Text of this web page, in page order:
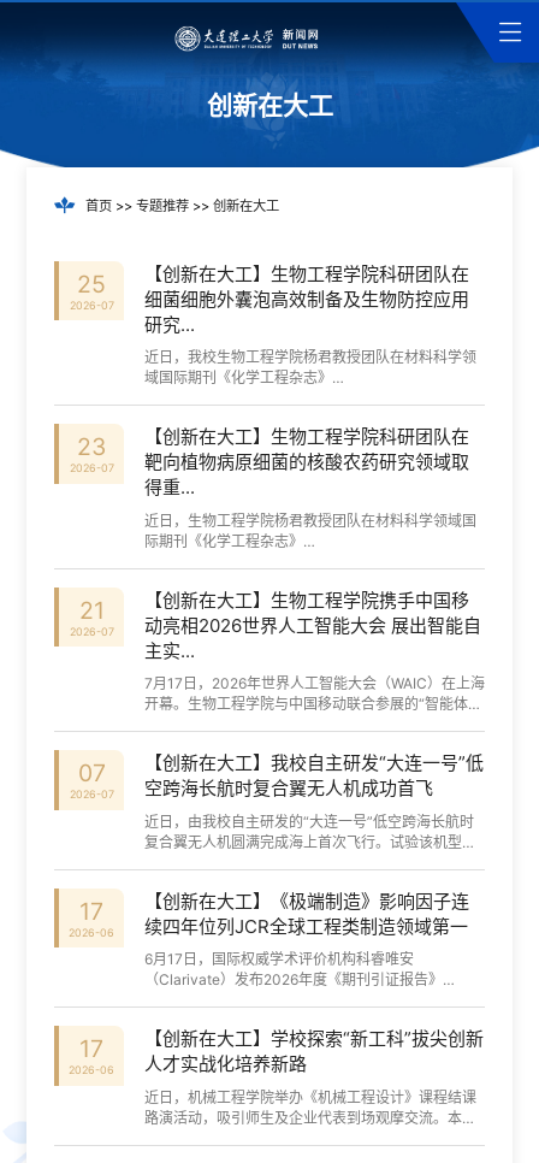
创新在大工
首页>> 专题推荐>> 创新在大工
25
2026-07
【创新在大工】生物工程学院科研团队在
细菌细胞外囊泡高效制备及生物防控应用
研究...
近日，我校生物工程学院杨君教授团队在材料科学领
域国际期刊《化学工程杂志》
进枯草芽孢杆...
23
2026-07
【创新在大工】生物工程学院科研团队在
靶向植物病原细菌的核酸农药研究领域取
得重...
近日，生物工程学院杨君教授团队在材料科学领域国
际期刊《化学工程杂志》
（NucleicAcid-BasedNanostra...
21
2026-07
【创新在大工】生物工程学院携手中国移
动亮相2026世界人工智能大会 展出智能自
主实...
7月17日，2026年世界人工智能大会（WAIC）在上海
开幕。生物工程学院与中国移动联合参展的“智能体驱
07
2026-07
【创新在大工】我校自主研发“大连一号”低
空跨海长航时复合翼无人机成功首飞
近日，由我校自主研发的“大连一号”低空跨海长航时
复合翼无人机圆满完成海上首次飞行。试验该机型挂
17
2026-06
【创新在大工】《极端制造》影响因子连
续四年位列JCR全球工程类制造领域第一
6月17日，国际权威学术评价机构科睿唯安
（Clarivate）发布2026年度《期刊引证报告》
究所与大...
17
2026-06
【创新在大工】学校探索“新工科”拔尖创新
人才实战化培养新路
近日，机械工程学院举办《机械工程设计》课程结课
路演活动，吸引师生及企业代表到场观摩交流。本次